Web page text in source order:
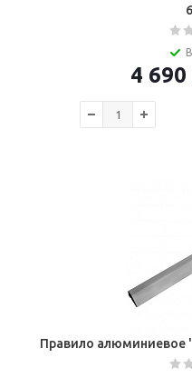
4 690
Правило алюминиевое